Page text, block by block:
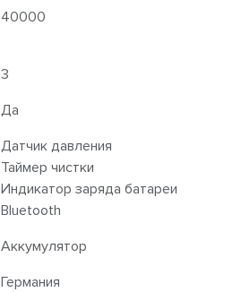
40000
3
Да
Датчик давления
Таймер чистки
Индикатор заряда батареи
Bluetooth
Аккумулятор
Германия